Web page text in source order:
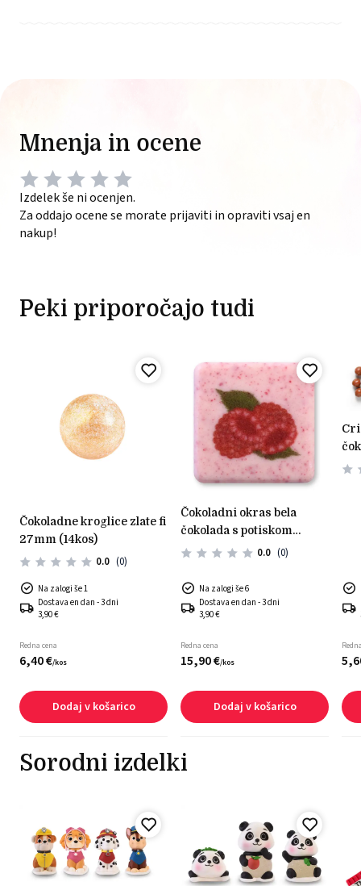
Mnenja in ocene
Izdelek še ni ocenjen.
Za oddajo ocene se morate prijaviti in opraviti vsaj en
nakup!
Peki priporočajo tudi
čokoladne kroglice zlate fi
27mm (14kos)
0.0 (0)
Na zalogi še 1
Dostava en dan - 3 dni
3,90 €
Redna cena
6,40€/kos
Dodaj v košarico
čokoladni okras bela
čokolada s potiskom
maline (35 kos)0.0 (0)
Na zalogi še 6
Dostava en dan - 3 dni
3,90 €
Redna cena
15,90€/kos
Dodaj v košarico
crispy kroglice mlečna
5,
Sorodni izdelki